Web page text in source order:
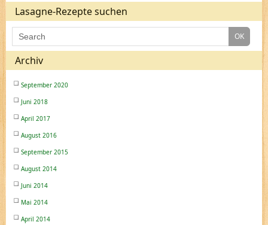
Lasagne-Rezepte suchen
Archiv
September 2020
Juni 2018
April 2017
August 2016
September 2015
August 2014
Juni 2014
Mai 2014
April 2014